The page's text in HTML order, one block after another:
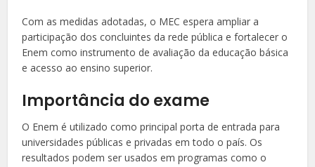
Com as medidas adotadas, o MEC espera ampliar a
participação dos concluintes da rede pública e fortalecer o
Enem como instrumento de avaliação da educação básica
e acesso ao ensino superior.
Importância do exame
O Enem é utilizado como principal porta de entrada para
universidades públicas e privadas em todo o país. Os
resultados podem ser usados em programas como o